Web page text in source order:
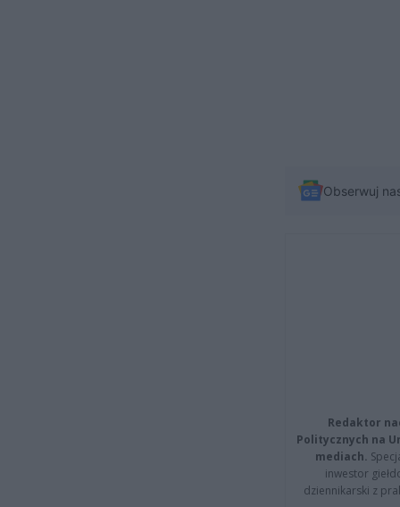
Obserwuj
Redaktor
Politycznych na
mediach.
inwestor
dziennikarski z